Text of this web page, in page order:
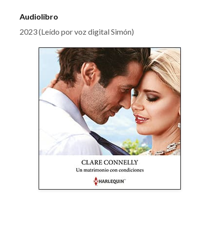
Audiolibro
2023 (Leído por voz digital Simón)